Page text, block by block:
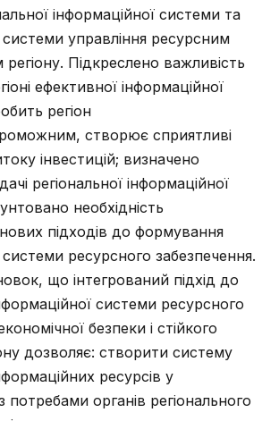
інформаційної системи та
системи управління ресурсним
регіону. Підкреслено важливість
ефективної інформаційної
регіон
створює сприятливі
інвестицій; визначено
регіональної інформаційної
необхідність
підходів до формування
системи ресурсного забезпечення.
що інтегрований підхід до
системи ресурсного
безпеки і стійкого
дозволяє: створити систему
ресурсів у
потребами органів регіонального